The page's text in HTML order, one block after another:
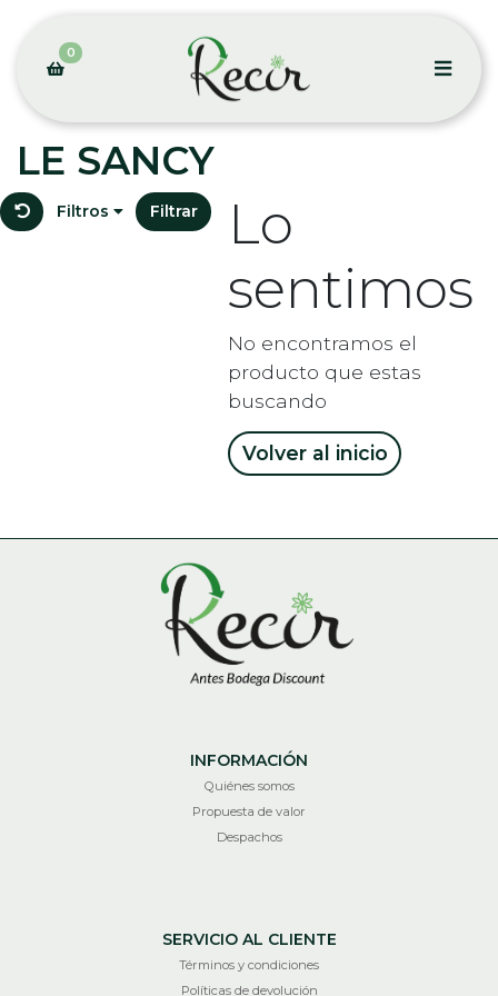
0
LE SANCY
Filtros Filtrar
Lo
sentimos
No encontramos el
producto que estas
buscando
Volver al inicio
INFORMACIÓN
Quiénes somos
Propuesta de valor
Despachos
SERVICIO AL CLIENTE
Términos y condiciones
Políticas de devolución